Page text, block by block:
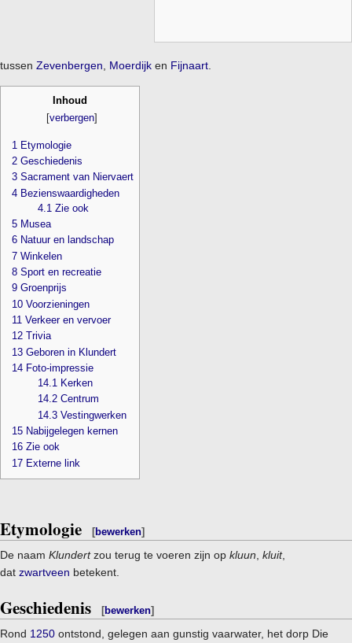
tussen Zevenbergen, Moerdijk en Fijnaart.
Inhoud
verbergen]
1 Etymologie
2 Geschiedenis
3 Sacrament van Niervaert
4 Bezienswaardigheden
4.1 Zie ook
5 Musea
6 Natuur en landschap
7 Winkelen
8 Sport en recreatie
9 Groenprijs
10 Voorzieningen
11 Verkeer en vervoer
12 Trivia
13 Geboren in Klundert
14 Foto-impressie
14.1 Kerken
14.2 Centrum
14.3 Vestingwerken
15 Nabijgelegen kernen
16 Zie ook
17 Externe link
Etymologie [bewerken]
De naam Klundertzou terug te voeren zijn op kluun, kluit,
dat zwartveen betekent.
Geschiedenis [bewerken]
Rond 1250 ontstond, gelegen aan gunstig vaarwater, het dorp Die